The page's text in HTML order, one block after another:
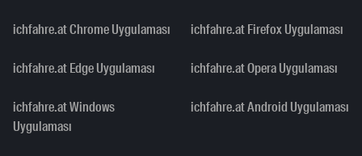
ichfahre.at Chrome Uygulaması ichfahre.at Firefox Uygulaması
ichfahre.at Edge Uygulaması ichfahre.at Opera Uygulaması
ichfahre.at Windows
Uygulaması
ichfahre.at Android Uygulaması